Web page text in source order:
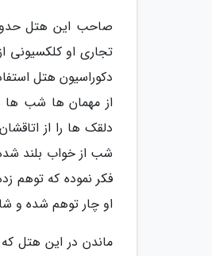
تجاری او کلکسیونی
دکوراسیون هتل
از مهمان ها شب ها
دلقک ها را از
شب از خواب بلند
فکر نموده که توهم
او چار توهم شده و
ماندن در این هتل